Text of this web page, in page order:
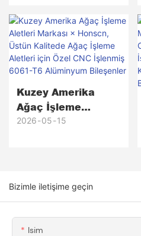
Kuzey Amerika
Ağaç İşleme
Aletleri Markası ×
Özel CNC İşlenmiş
6061-T6 Alüminyum
2026 05 15
Bizimle iletişime geçin
Isim